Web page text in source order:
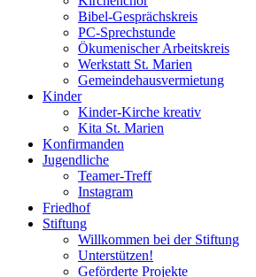
Bibel-Gesprächskreis
PC-Sprechstunde
Ökumenischer Arbeitskreis
Werkstatt St. Marien
Gemeindehausvermietung
Kinder
Kinder-Kirche kreativ
Kita St. Marien
Konfirmanden
Jugendliche
Teamer-Treff
Instagram
Friedhof
Stiftung
Willkommen bei der Stiftung
Unterstützen!
Geförderte Projekte